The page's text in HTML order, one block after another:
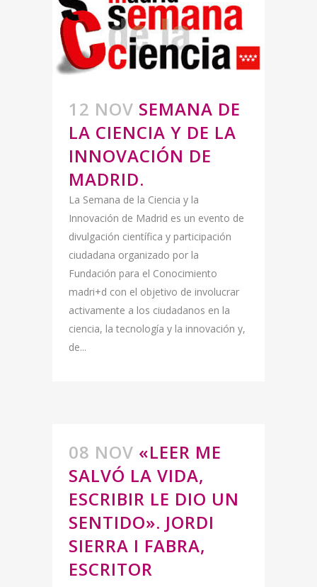
12 NOV SEMANA DE
LA CIENCIA Y DE LA
INNOVACIÓN DE
MADRID.
La Semana de la Ciencia y la
Innovación de Madrid es un evento de
divulgación científica y participación
ciudadana organizado por la
Fundación para el Conocimiento
madri+d con el objetivo de involucrar
activamente a los ciudadanos en la
ciencia, la tecnología y la innovación y,
de...
08 NOV «LEER ME
SALVÓ LA VIDA,
ESCRIBIR LE DIO UN
SENTIDO». JORDI
SIERRA I FABRA,
ESCRITOR